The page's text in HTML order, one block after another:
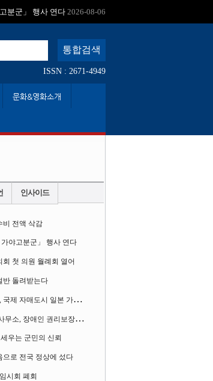
분군」 행사 연다 2026-08-06
ISSN : 2671-4949
문화&영화소개
인사이드
비 전액 삭감
가야고분군」 행사 연다
회 첫 의원 월례회 열어
반 돌려받는다
고
성군 청소년교류단, 국제 자매도시 일본 가사오카시 찾아
고
성장애인자립지원사무소, 장애인 권리보장 촉구 1인 시위 벌여
우는 군민의 신뢰
으로 전국 정상에 섰다
시회 폐회